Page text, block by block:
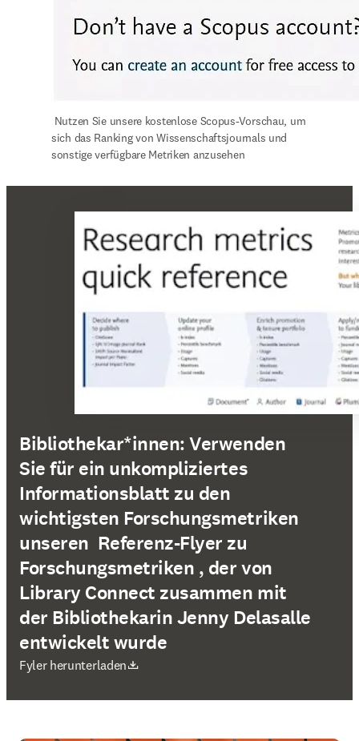
sich das Ranking von Wissenschaftsjournals und
sonstige verfügbare Metriken anzusehen
Bibliothekar*innen: Verwenden
Sie für ein unkompliziertes
Informationsblatt zu den
wichtigsten Forschungsmetriken
unseren Referenz-Flyer zu
Forschungsmetriken , der von
Library Connect zusammen mit
der Bibliothekarin Jenny Delasalle
entwickelt wurde
Fyler herunterladen
Wird in neuem Tab/Fenster geöffnet